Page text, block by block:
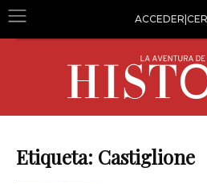
Etiqueta: Castiglione